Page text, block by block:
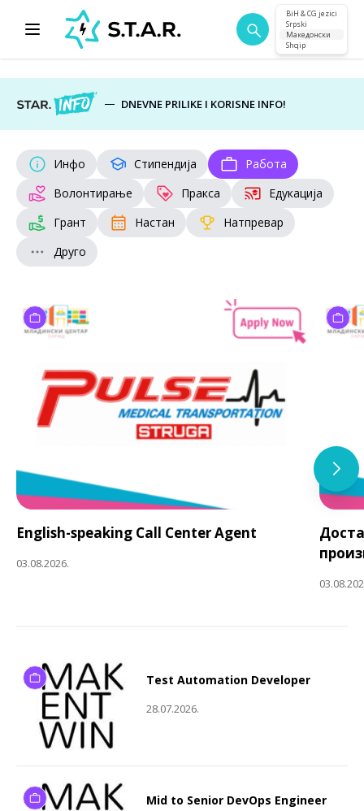
BiH & CG jezici
Srpski
Македонски
Shqip
DNEVNE PRILIKE I KORISNE INFO!
Инфо Стипендија
Работа
Волонтирање
Пракса
Едукација
Грант
Настан
Натпревар
Друго
English-speaking Call Center Agent
03.08.2026.
Test Automation Developer
28.07.2026.
Mid to Senior DevOps Engineer